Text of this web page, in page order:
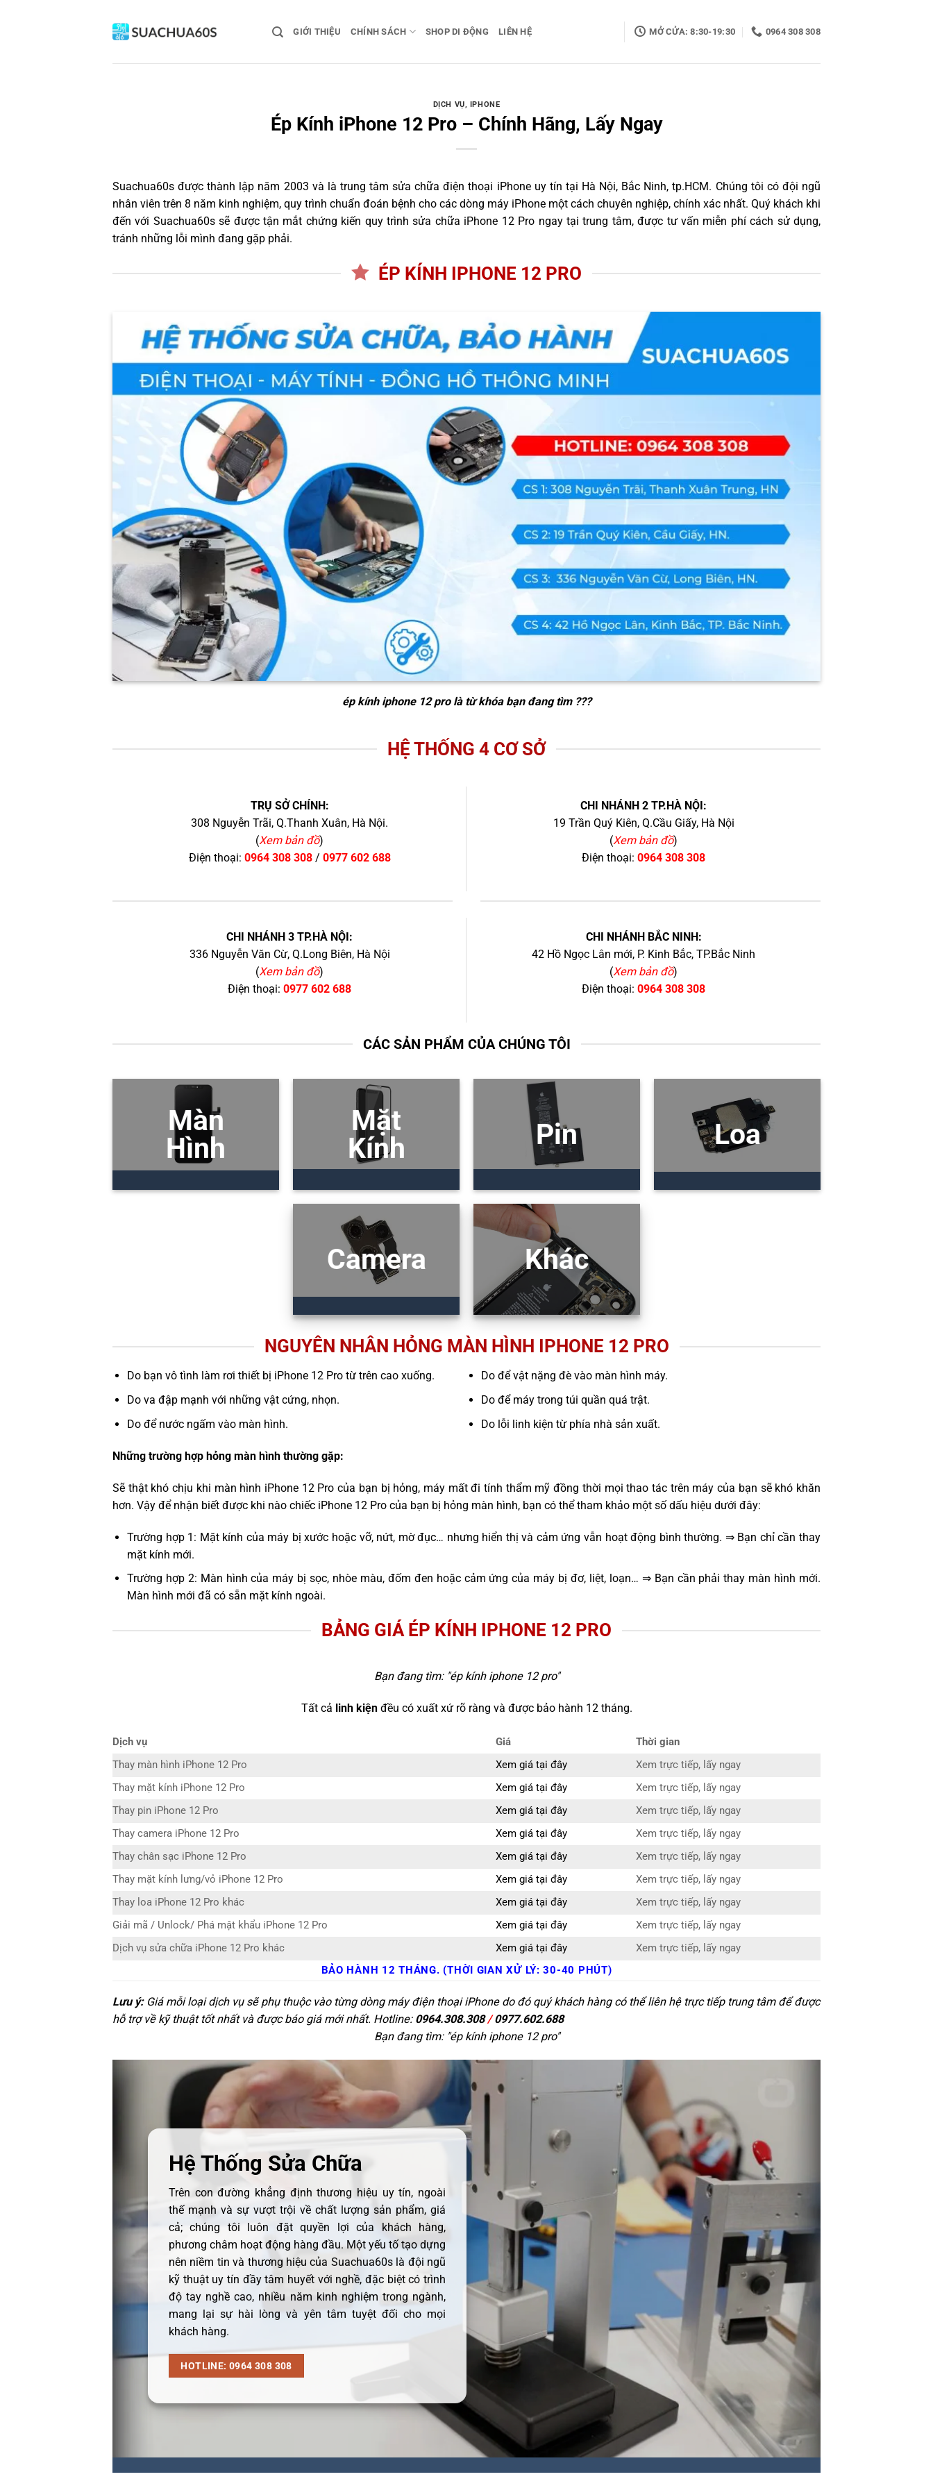
GIỚI THIỆU CHÍNH SÁCH SHOP DI ĐỘNG LIÊN HỆ MỞ CỬA: 8:30-19:30 0964 308 308
DỊCH VỤ, IPHONE
Ép Kính iPhone 12 Pro – Chính Hãng, Lấy Ngay
Suachua60s được thành lập năm 2003 và là trung tâm sửa chữa điện thoại iPhone uy tín tại Hà Nội, Bắc Ninh, tp.HCM. Chúng tôi có đội ngũ
nhân viên trên 8 năm kinh nghiệm, quy trình chuẩn đoán bệnh cho các dòng máy iPhone một cách chuyên nghiệp, chính xác nhất. Quý khách khi
đến với Suachua60s sẽ được tận mắt chứng kiến quy trình sửa chữa iPhone 12 Pro ngay tại trung tâm, được tư vấn miễn phí cách sử dụng,
tránh những lỗi mình đang gặp phải.
ÉP KÍNH IPHONE 12 PRO
ép kính iphone 12 prolà từ khóa bạn đang tìm ???
HỆ THỐNG 4 CƠ SỞ
TRỤ SỞ CHÍNH:
308 Nguyễn Trãi, Q.Thanh Xuân, Hà Nội.
(Xem bản đồ)
Điện thoại: 0964 308 308/ 0977 602 688
CHI NHÁNH 2 TP.HÀ NỘI:
19 Trần Quý Kiên, Q.Cầu Giấy, Hà Nội
(Xem bản đồ)
Điện thoại: 0964 308 308
CHI NHÁNH 3 TP.HÀ NỘI:
336 Nguyễn Văn Cừ, Q.Long Biên, Hà Nội
(Xem bản đồ)
Điện thoại: 0977 602 688
CHI NHÁNH BẮC NINH:
42 Hồ Ngọc Lân mới, P. Kinh Bắc, TP.Bắc Ninh
(Xem bản đồ)
Điện thoại: 0964 308 308
CÁC SẢN PHẨM CỦA CHÚNG TÔI
Màn
Hình
Mặt
Kính
Pin Loa
Camera Khác
NGUYÊN NHÂN HỎNG MÀN HÌNH IPHONE 12 PRO
Do bạn vô tình làm rơi thiết bị iPhone 12 Pro từ trên cao xuống.
Do va đập mạnh với những vật cứng, nhọn.
Do để nước ngấm vào màn hình.
Do để vật nặng đè vào màn hình máy.
Do để máy trong túi quần quá trật.
Do lỗi linh kiện từ phía nhà sản xuất.
Những trường hợp hỏng màn hình thường gặp:
Sẽ thật khó chịu khi màn hình iPhone 12 Pro của bạn bị hỏng, máy mất đi tính thẩm mỹ đồng thời mọi thao tác trên máy của bạn sẽ khó khăn
hơn. Vậy để nhận biết được khi nào chiếc iPhone 12 Pro của bạn bị hỏng màn hình, bạn có thể tham khảo một số dấu hiệu dưới đây:
Trường hợp 1: Mặt kính của máy bị xước hoặc vỡ, nứt, mờ đục… nhưng hiển thị và cảm ứng vẫn hoạt động bình thường. ⇒ Bạn chỉ cần thay
mặt kính mới.
Trường hợp 2: Màn hình của máy bị sọc, nhòe màu, đốm đen hoặc cảm ứng của máy bị đơ, liệt, loạn… ⇒ Bạn cần phải thay màn hình mới.
Màn hình mới đã có sẵn mặt kính ngoài.
BẢNG GIÁ ÉP KÍNH IPHONE 12 PRO
Bạn đang tìm: "ép kính iphone 12 pro"
Tất cả linh kiệnđều có xuất xứ rõ ràng và được bảo hành 12 tháng.
Dịch vụ Giá
Thời gian
Thay màn hình iPhone 12 Pro
Xem giá tại đây
Xem trực tiếp, lấy ngay
Thay mặt kính iPhone 12 Pro
Xem giá tại đây
Xem trực tiếp, lấy ngay
Thay pin iPhone 12 Pro
Xem giá tại đây
Xem trực tiếp, lấy ngay
Thay camera iPhone 12 Pro
Xem giá tại đây
Xem trực tiếp, lấy ngay
Thay chân sạc iPhone 12 Pro
Xem giá tại đây
Xem trực tiếp, lấy ngay
Thay mặt kính lưng/vỏ iPhone 12 Pro
Xem giá tại đây
Xem trực tiếp, lấy ngay
Thay loa iPhone 12 Pro khác
Xem giá tại đây
Xem trực tiếp, lấy ngay
Giải mã / Unlock/ Phá mật khẩu iPhone 12 Pro
Xem giá tại đây
Xem trực tiếp, lấy ngay
Dịch vụ sửa chữa iPhone 12 Pro khác
Xem giá tại đây
Xem trực tiếp, lấy ngay
BẢO HÀNH 12 THÁNG. (THỜI GIAN XỬ LÝ: 30-40 PHÚT)
Lưu ý:Giá mỗi loại dịch vụ sẽ phụ thuộc vào từng dòng máy điện thoại iPhone do đó quý khách hàng có thể liên hệ trực tiếp trung tâm để được
hỗ trợ về kỹ thuật tốt nhất và được báo giá mới nhất. Hotline: 0964.308.308/0977.602.688
Bạn đang tìm: "ép kính iphone 12 pro"
Hệ Thống Sửa Chữa
Trên con đường khẳng định thương hiệu uy tín, ngoài
thế mạnh và sự vượt trội về chất lượng sản phẩm, giá
cả; chúng tôi luôn đặt quyền lợi của khách hàng,
phương châm hoạt động hàng đầu. Một yếu tố tạo dựng
nên niềm tin và thương hiệu của Suachua60s là đội ngũ
kỹ thuật uy tín đầy tâm huyết với nghề, đặc biệt có trình
độ tay nghề cao, nhiều năm kinh nghiệm trong ngành,
mang lại sự hài lòng và yên tâm tuyệt đối cho mọi
khách hàng.
HOTLINE: 0964 308 308